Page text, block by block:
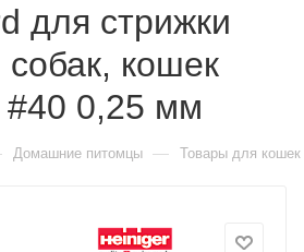
для стрижки
кошек
#40 0,25 мм
Домашние питомцы — Товары для кошек